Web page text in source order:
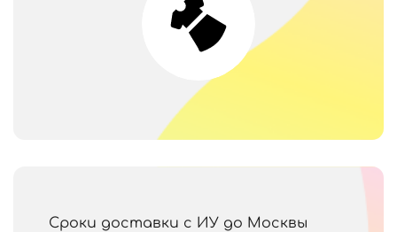
Сроки доставки с ИУ до Москвы